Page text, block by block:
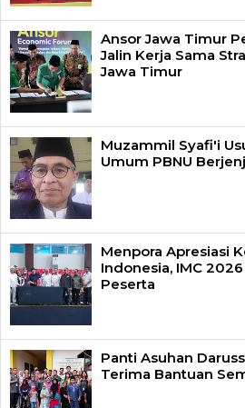
Ansor Jawa Timur
Jalin Kerja Sama
Jawa Timur
Muzammil Syafi'i
Umum PBNU
Menpora Apresiasi
Indonesia, IMC
Peserta
Panti Asuhan
Terima Bantuan